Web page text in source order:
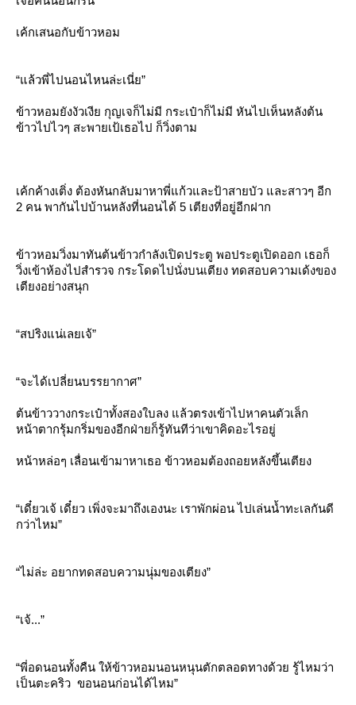
เค้กเสนอกับข้าวหอม
“แล้วพี่ไปนอนไหนล่ะเนี่ย”
ข้าวหอมยังงัวเงีย กุญเจก็ไม่มี กระเป๋าก็ไม่มี หันไปเห็นหลังต้น
ข้าวไปไวๆ สะพายเป้เธอไป ก็วิ่งตาม
เค้กค้างเติ่ง ต้องหันกลับมาหาพี่แก้วและป้าสายบัว และสาวๆ อีก
2 คน พากันไปบ้านหลังที่นอนได้ 5 เตียงที่อยู่อีกฝาก
ข้าวหอมวิ่งมาทันต้นข้าวกำลังเปิดประตู พอประตูเปิดออก เธอก็
วิ่งเข้าห้องไปสำรวจ กระโดดไปนั่งบนเตียง ทดสอบความเด้งของ
เตียงอย่างสนุก
“สปริงแน่เลยเจ้”
“จะได้เปลี่ยนบรรยากาศ”
ต้นข้าววางกระเป๋าทั้งสองใบลง แล้วตรงเข้าไปหาคนตัวเล็ก
หน้าตากรุ้มกริ่มของอีกฝ่ายก็รู้ทันทีว่าเขาคิดอะไรอยู่
หน้าหล่อๆ เลื่อนเข้ามาหาเธอ ข้าวหอมต้องถอยหลังขึ้นเตียง
“เดี๋ยวเจ้ เดี๋ยว เพิ่งจะมาถึงเองนะ เราพักผ่อน ไปเล่นน้ำทะเลกันดี
กว่าไหม”
“ไม่ล่ะ อยากทดสอบความนุ่มของเตียง”
“เจ้...”
“พี่อดนอนทั้งคืน ให้ข้าวหอมนอนหนุนตักตลอดทางด้วย รู้ไหมว่า
เป็นตะคริว ขอนอนก่อนได้ไหม”